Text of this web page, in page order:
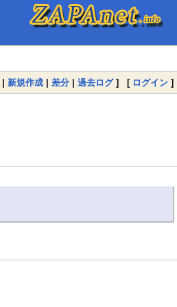
| 新規作成 | 差分 | 過去ログ] [ ログイン ]